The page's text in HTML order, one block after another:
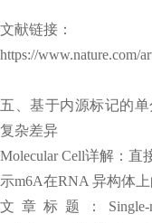
文献链接：
https://www.nature.com/
五、基于内源标记的
复杂差异
Molecular Cell详解：
示m6A在RNA 异构体
文章标题：Single-